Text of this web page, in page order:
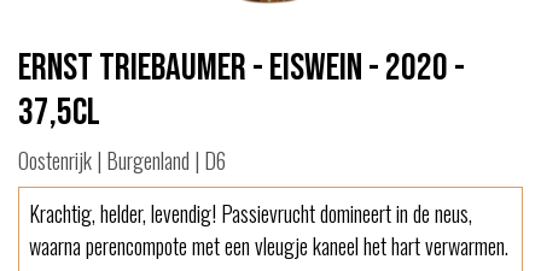
Ernst Triebaumer - Eiswein - 2020 -
37,5cl
Oostenrijk | Burgenland | D6
Krachtig, helder, levendig! Passievrucht domineert in de neus,
waarna perencompote met een vleugje kaneel het hart verwarmen.